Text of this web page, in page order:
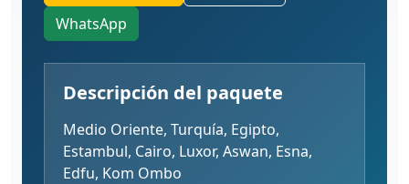
WhatsApp
Descripción del paquete
Medio Oriente, Turquía, Egipto,
Estambul, Cairo, Luxor, Aswan, Esna,
Edfu, Kom Ombo